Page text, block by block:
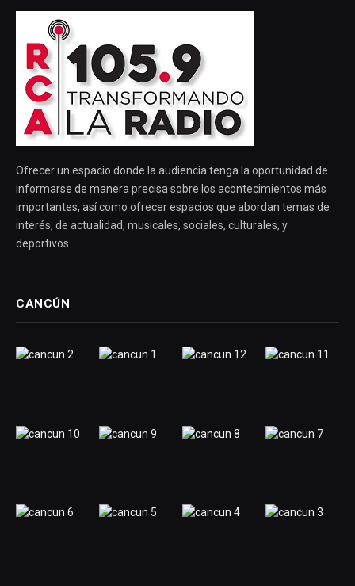
Ofrecer un espacio donde la audiencia tenga la oportunidad de
informarse de manera precisa sobre los acontecimientos más
importantes, así como ofrecer espacios que abordan temas de
interés, de actualidad, musicales, sociales, culturales, y
deportivos.
CANCÚN